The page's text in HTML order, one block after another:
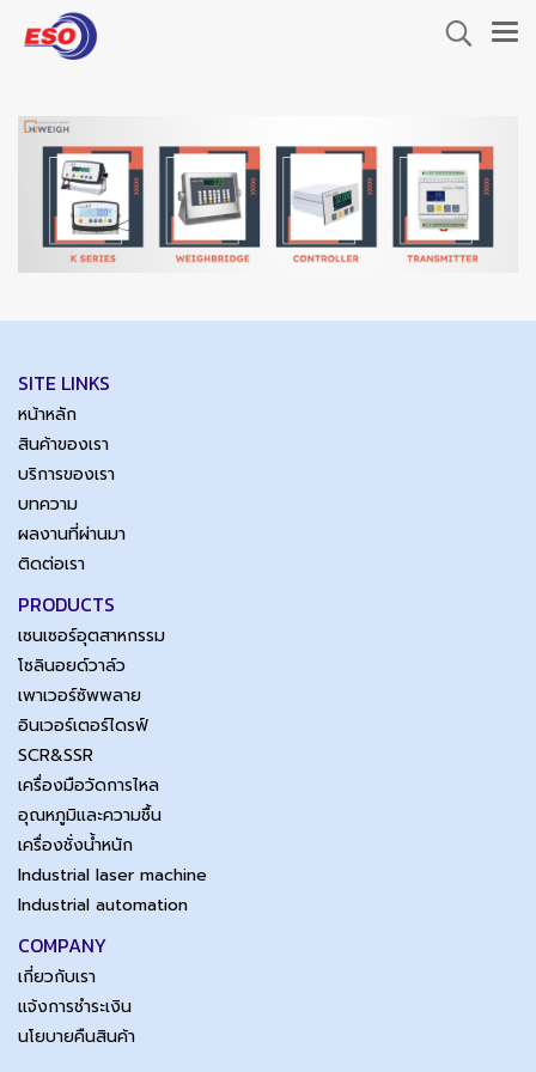
SITE LINKS
หน้าหลัก
สินค้าของเรา
บริการของเรา
บทความ
ผลงานที่ผ่านมา
ติดต่อเรา
PRODUCTS
เซนเซอร์อุตสาหกรรม
โซลินอยด์วาล์ว
เพาเวอร์ซัพพลาย
อินเวอร์เตอร์ไดรฟ์
SCR&SSR
เครื่องมือวัดการไหล
อุณหภูมิและความชื้น
เครื่องชั่งน้ำหนัก
Industrial laser machine
Industrial automation
COMPANY
เกี่ยวกับเรา
แจ้งการชำระเงิน
นโยบายคืนสินค้า